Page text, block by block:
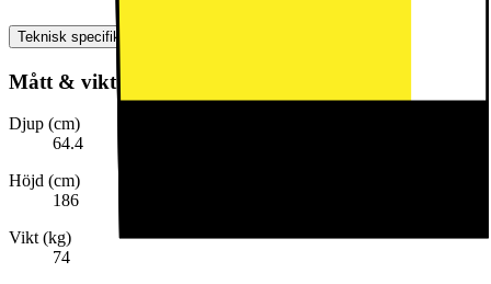
Teknisk specifikation
Mått & vikt
Djup (cm)
64.4
Höjd (cm)
186
Vikt (kg)
74